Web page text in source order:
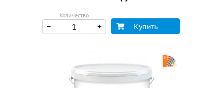
Количество
Купить